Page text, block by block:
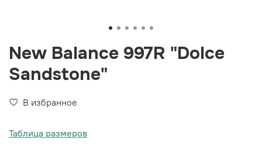
New Balance 997R "Dolce
Sandstone"
В избранное
Таблица размеров